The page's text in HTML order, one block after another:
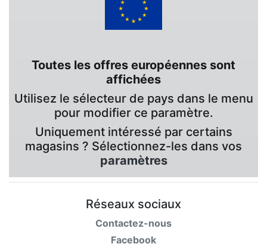
Toutes les offres européennes sont
affichées
Utilisez le sélecteur de pays dans le menu
pour modifier ce paramètre.
Uniquement intéressé par certains
magasins ? Sélectionnez-les dans vos
paramètres
Réseaux sociaux
Contactez-nous
Facebook